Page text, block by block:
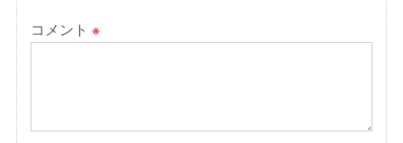
コメント ※